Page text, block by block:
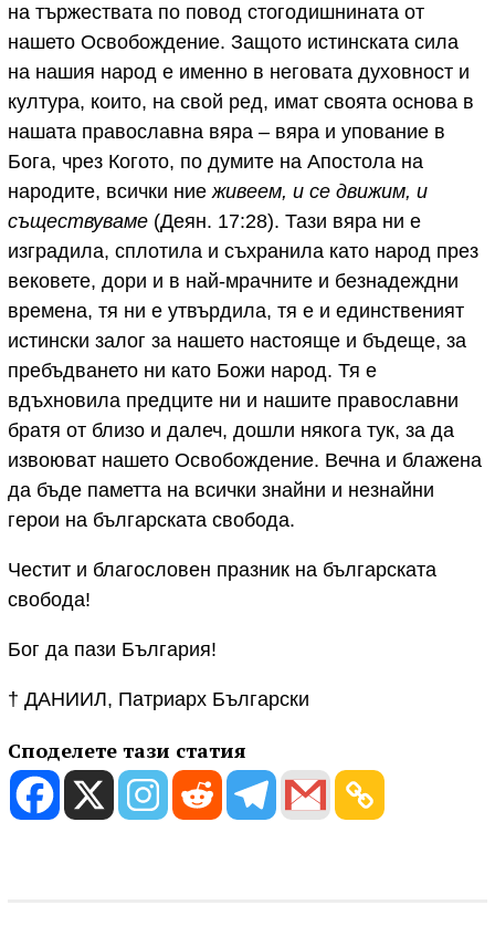
на тържествата по повод стогодишнината от
нашето Освобождение. Защото истинската сила
на нашия народ е именно в неговата духовност и
култура, които, на свой ред, имат своята основа в
нашата православна вяра – вяра и упование в
Бога, чрез Когото, по думите на Апостола на
народите, всички ниеживеем, и се движим, и
съществуваме (Деян. 17:28). Тази вяра ни е
изградила, сплотила и съхранила като народ през
вековете, дори и в най-мрачните и безнадеждни
времена, тя ни е утвърдила, тя е и единственият
истински залог за нашето настояще и бъдеще, за
пребъдването ни като Божи народ. Тя е
вдъхновила предците ни и нашите православни
братя от близо и далеч, дошли някога тук, за да
извоюват нашето Освобождение. Вечна и блажена
да бъде паметта на всички знайни и незнайни
герои на българската свобода.
Честит и благословен празник на българската
свобода!
Бог да пази България!
† ДАНИИЛ, Патриарх Български
Споделете тази статия